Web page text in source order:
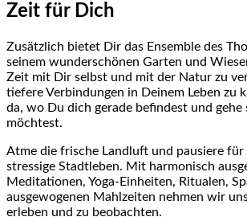
Zeit für Dich
Zusätzlich bietet Dir das Ensemble des
seinem wunderschönen Garten und
Zeit mit Dir selbst und mit der Natur zu
tiefere Verbindungen in Deinem Leben zu
da, wo Du dich gerade befindest und gehe
möchtest.
Atme die frische Landluft und pausiere für
stressige Stadtleben. Mit harmonisch
Meditationen, Yoga-Einheiten, Ritualen,
ausgewogenen Mahlzeiten nehmen wir
erleben und zu beobachten.